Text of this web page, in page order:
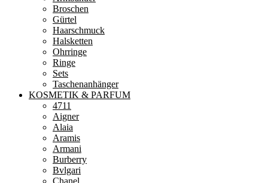
Broschen
Gürtel
Haarschmuck
Halsketten
Ohrringe
Ringe
Sets
Taschenanhänger
KOSMETIK & PARFUM
4711
Aigner
Alaia
Aramis
Armani
Burberry
Bvlgari
Chanel